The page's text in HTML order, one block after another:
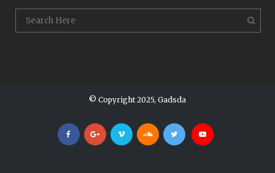
© Copyright 2025, Gadsda